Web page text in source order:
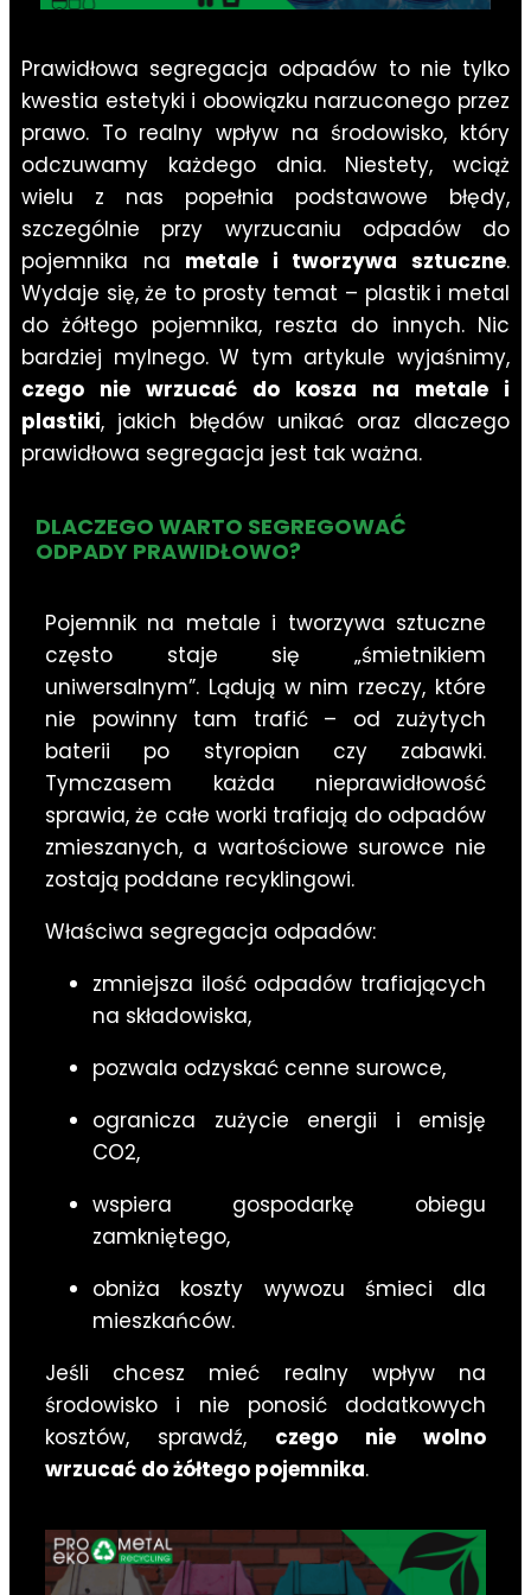
Prawidłowa segregacja odpadów to nie tylko
kwestia estetyki i obowiązku narzuconego przez
prawo. To realny wpływ na środowisko, który
odczuwamy każdego dnia. Niestety, wciąż
wielu z nas popełnia podstawowe błędy,
szczególnie przy wyrzucaniu odpadów do
pojemnika na metale i tworzywa sztuczne.
Wydaje się, że to prosty temat – plastik i metal
do żółtego pojemnika, reszta do innych. Nic
bardziej mylnego. W tym artykule wyjaśnimy,
czego nie wrzucać do kosza na metale i
plastiki, jakich błędów unikać oraz dlaczego
prawidłowa segregacja jest tak ważna.
DLACZEGO WARTO SEGREGOWAĆ
ODPADY PRAWIDŁOWO?
Pojemnik na metale i tworzywa sztuczne
często staje się „śmietnikiem
uniwersalnym”. Lądują w nim rzeczy, które
nie powinny tam trafić – od zużytych
baterii po styropian czy zabawki.
Tymczasem każda nieprawidłowość
sprawia, że całe worki trafiają do odpadów
zmieszanych, a wartościowe surowce nie
zostają poddane recyklingowi.
Właściwa segregacja odpadów:
zmniejsza ilość odpadów trafiających
na składowiska,
pozwala odzyskać cenne surowce,
ogranicza zużycie energii i emisję
CO2,
wspiera gospodarkę obiegu
zamkniętego,
obniża koszty wywozu śmieci dla
mieszkańców.
Jeśli chcesz mieć realny wpływ na
środowisko i nie ponosić dodatkowych
kosztów, sprawdź, czego nie wolno
wrzucać do żółtego pojemnika.